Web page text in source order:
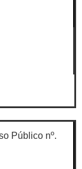
Público nº.